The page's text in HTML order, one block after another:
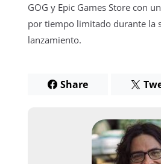
GOG y Epic Games Store con
por tiempo limitado durante la
lanzamiento.
Share